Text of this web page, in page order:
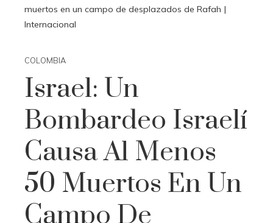
muertos en un campo de desplazados de Rafah |
Internacional
COLOMBIA
Israel: Un
Bombardeo Israelí
Causa Al Menos
50 Muertos En Un
Campo De